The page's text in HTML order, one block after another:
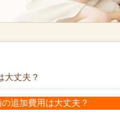
丈夫？
追加費用は大丈夫？